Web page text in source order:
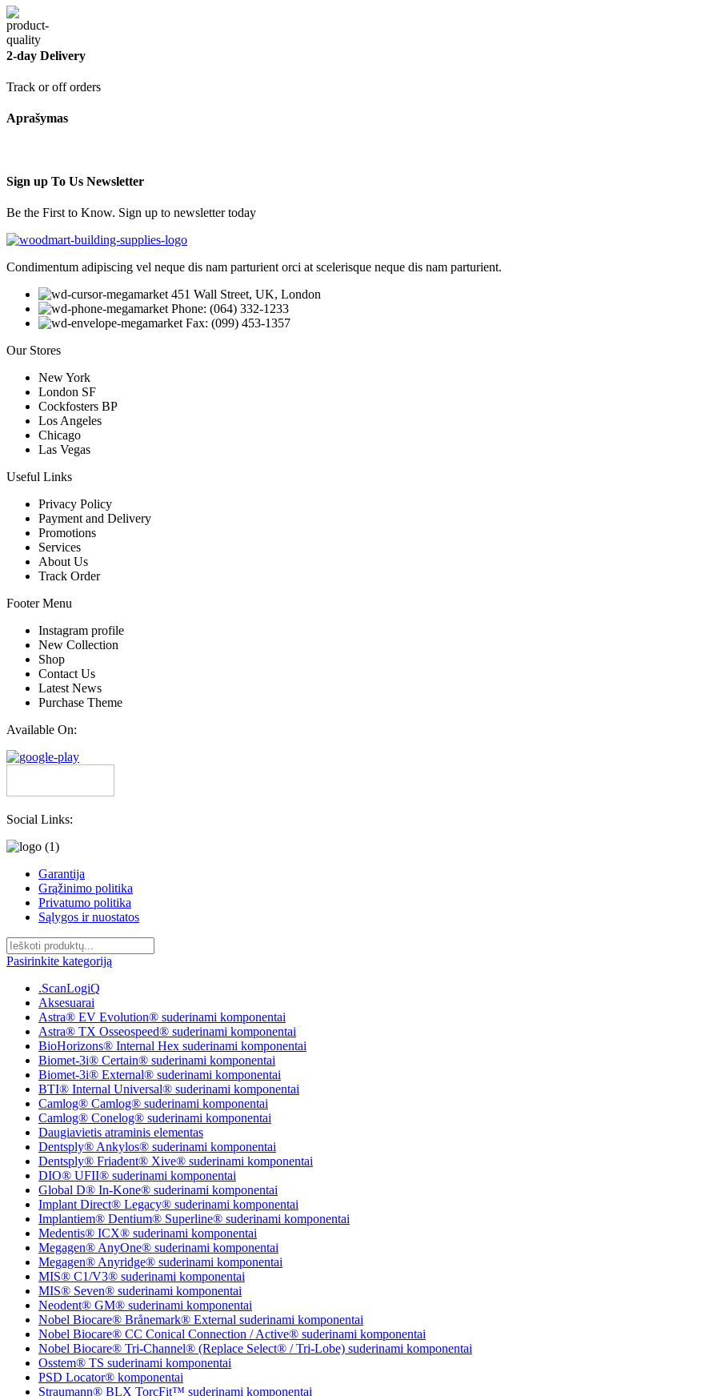
2-day Delivery
Track or off orders
Aprašymas
Sign up To Us Newsletter
Be the First to Know. Sign up to newsletter today
Condimentum adipiscing vel neque dis nam parturient orci at scelerisque neque dis nam parturient.
451 Wall Street, UK, London
Phone: (064) 332-1233
Fax: (099) 453-1357
Our Stores
New York
London SF
Cockfosters BP
Los Angeles
Chicago
Las Vegas
Useful Links
Privacy Policy
Payment and Delivery
Promotions
Services
About Us
Track Order
Footer Menu
Instagram profile
New Collection
Shop
Contact Us
Latest News
Purchase Theme
Available On:
Social Links:
Garantija
Grąžinimo politika
Privatumo politika
Sąlygos ir nuostatos
Pasirinkite kategoriją
.ScanLogiQ
Aksesuarai
Astra® EV Evolution® suderinami komponentai
Astra® TX Osseospeed® suderinami komponentai
BioHorizons® Internal Hex suderinami komponentai
Biomet-3i® Certain® suderinami komponentai
Biomet-3i® External® suderinami komponentai
BTI® Internal Universal® suderinami komponentai
Camlog® Camlog® suderinami komponentai
Camlog® Conelog® suderinami komponentai
Daugiavietis atraminis elementas
Dentsply® Ankylos® suderinami komponentai
Dentsply® Friadent® Xive® suderinami komponentai
DIO® UFII® suderinami komponentai
Global D® In-Kone® suderinami komponentai
Implant Direct® Legacy® suderinami komponentai
Implantiem® Dentium® Superline® suderinami komponentai
Medentis® ICX® suderinami komponentai
Megagen® AnyOne® suderinami komponentai
Megagen® Anyridge® suderinami komponentai
MIS® C1/V3® suderinami komponentai
MIS® Seven® suderinami komponentai
Neodent® GM® suderinami komponentai
Nobel Biocare® Brånemark® External suderinami komponentai
Nobel Biocare® CC Conical Connection / Active® suderinami komponentai
Nobel Biocare® Tri-Channel® (Replace Select® / Tri-Lobe) suderinami komponentai
Osstem® TS suderinami komponentai
PSD Locator® komponentai
Straumann® BLX TorcFit™ suderinami komponentai